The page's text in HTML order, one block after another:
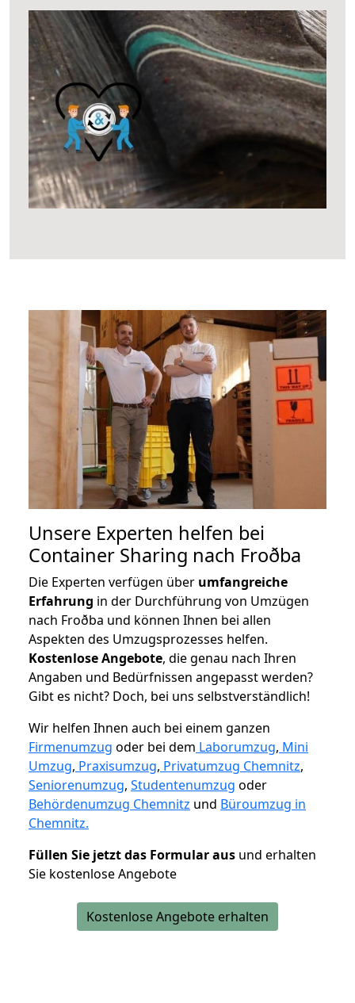
Unsere Experten helfen bei
Container Sharing nach Froðba
Die Experten verfügen über umfangreiche
Erfahrung in der Durchführung von Umzügen
nach Froðba und können Ihnen bei allen
Aspekten des Umzugsprozesses helfen.
Kostenlose Angebote, die genau nach Ihren
Angaben und Bedürfnissen angepasst werden?
Gibt es nicht? Doch, bei uns selbstverständlich!
Wir helfen Ihnen auch bei einem ganzen
Firmenumzug oder bei dem Laborumzug, Mini
Umzug, Praxisumzug, Privatumzug Chemnitz,
Seniorenumzug, Studentenumzug oder
Behördenumzug Chemnitz und Büroumzug in
Chemnitz.
Füllen Sie jetzt das Formular aus und erhalten
Sie kostenlose Angebote
Kostenlose Angebote erhalten